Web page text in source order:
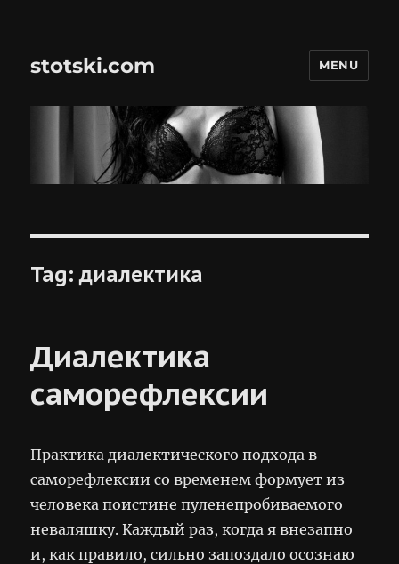
stotski.com MENU
Tag:диалектика
Диалектика
саморефлексии
Практика диалектического подхода в
саморефлексии со временем формует из
человека поистине пуленепробиваемого
неваляшку. Каждый раз, когда я внезапно
и, как правило, сильно запоздало осознаю